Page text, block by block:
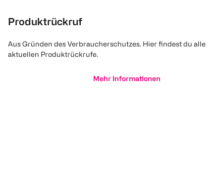
Produktrückruf
Aus Gründen des Verbraucherschutzes. Hier findest du alle
aktuellen Produktrückrufe.
Mehr Informationen